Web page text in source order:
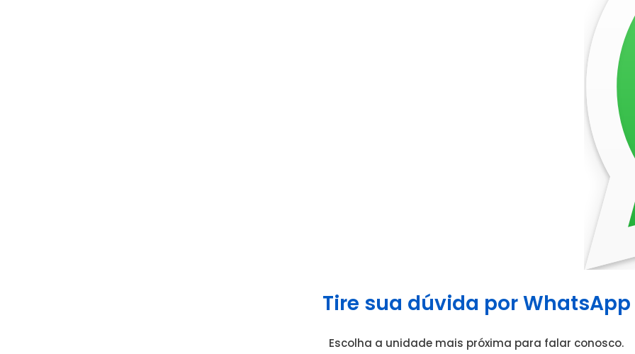
Tire sua dúvida por WhatsApp
Escolha a unidade mais próxima para falar conosco.